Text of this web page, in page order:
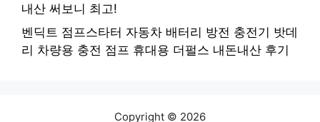
내산 써보니 최고!
벤딕트 점프스타터 자동차 배터리 방전 충전기 밧데
리 차량용 충전 점프 휴대용 더펄스 내돈내산 후기
Copyright © 2026